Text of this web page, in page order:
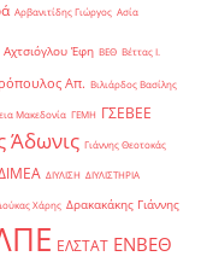
Αρβανιτίδης Γιώργος Ασία
Αχτσιόγλου Έφη ΒΕΘ Βέττας Ι.
Απ. Βιλιάρδος Βασίλης
Μακεδονία ΓΕΜΗ ΓΣΕΒΕΕ
Άδωνις Γιάννης Θεοτοκάς
ΔΙΥΛΙΣΗ ΔΙΥΛΙΣΤΗΡΙΑ
Χάρης Δρακακάκης Γιάννης
ΕΛΣΤΑΤ ΕΝΒΕΘ